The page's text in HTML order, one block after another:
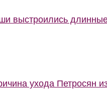
выстроились
ухода Петросян